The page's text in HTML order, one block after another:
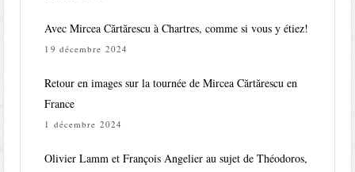
Avec Mircea Cărtărescu à Chartres, comme si vous y étiez!
19 décembre 2024
Retour en images sur la tournée de Mircea Cărtărescu en
France
1 décembre 2024
Olivier Lamm et François Angelier au sujet de Théodoros,